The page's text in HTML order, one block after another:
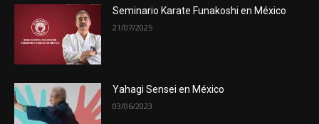
Seminario Karate Funakoshi en México
21/07/2025
Yahagi Sensei en México
03/06/2023